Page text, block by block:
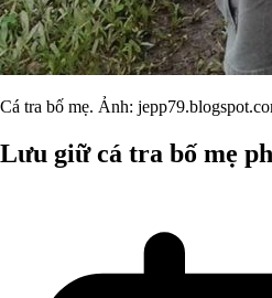
Cá tra bố mẹ. Ảnh:
Lưu giữ cá tra bố mẹ